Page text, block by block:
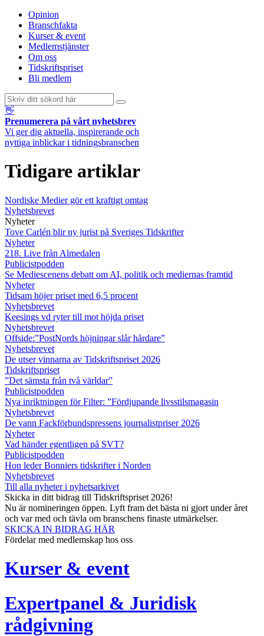
Opinion
Branschfakta
Kurser & event
Medlemstjänster
Om oss
Tidskriftspriset
Bli medlem
👋
Prenumerera på vårt nyhetsbrev
Vi ger dig aktuella, inspirerande och
nyttiga inblickar i tidningsbranschen
Tidigare artiklar
Nordiske Medier gör ett kraftigt omtag
Nyhetsbrevet
Nyheter
Tove Carlén blir ny jurist på Sveriges Tidskrifter
Nyheter
218. Live från Almedalen
Publicistpodden
Se Mediescenens debatt om AI, politik och mediernas framtid
Nyheter
Tidsam höjer priset med 6,5 procent
Nyhetsbrevet
Keesings vd ryter till mot höjda priset
Nyhetsbrevet
Offside:”PostNords höjningar slår hårdare”
Nyhetsbrevet
De utser vinnarna av Tidskriftspriset 2026
Tidskriftspriset
”Det sämsta från två världar”
Publicistpodden
Nya inriktningen för Filter: ”Fördjupande livsstilsmagasin
Nyhetsbrevet
De vann Fackförbundspressens journalistpriser 2026
Nyheter
Vad händer egentligen på SVT?
Publicistpodden
Hon leder Bonniers tidskrifter i Norden
Nyhetsbrevet
Till alla nyheter i nyhetsarkivet
Skicka in ditt bidrag till Tidskriftspriset 2026!
Nu är nomineringen öppen. Lyft fram det bästa ni gjort under året
och var med och tävla om branschens finaste utmärkelser.
SKICKA IN BIDRAG HÄR
Fördelar med medlemskap hos oss
Kurser & event
Expertpanel & Juridisk
rådgivning